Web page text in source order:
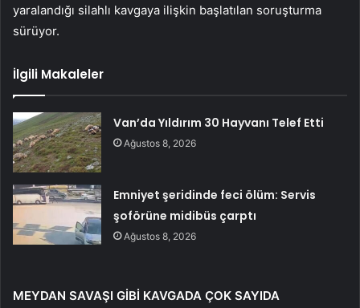
yaralandığı silahlı kavgaya ilişkin başlatılan soruşturma
sürüyor.
İlgili Makaleler
Van’da Yıldırım 30 Hayvanı Telef Etti
Ağustos 8, 2026
Emniyet şeridinde feci ölüm: Servis
şoförüne midibüs çarptı
Ağustos 8, 2026
MEYDAN SAVAŞI GİBİ KAVGADA ÇOK SAYIDA